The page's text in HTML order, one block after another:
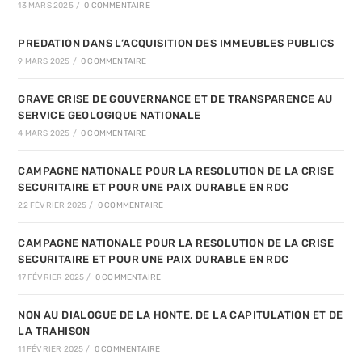
13 MARS 2025 / 0 COMMENTAIRE
PREDATION DANS L’ACQUISITION DES IMMEUBLES PUBLICS
9 MARS 2025 / 0 COMMENTAIRE
GRAVE CRISE DE GOUVERNANCE ET DE TRANSPARENCE AU
SERVICE GEOLOGIQUE NATIONALE
4 MARS 2025 / 0 COMMENTAIRE
CAMPAGNE NATIONALE POUR LA RESOLUTION DE LA CRISE
SECURITAIRE ET POUR UNE PAIX DURABLE EN RDC
22 FÉVRIER 2025 / 0 COMMENTAIRE
CAMPAGNE NATIONALE POUR LA RESOLUTION DE LA CRISE
SECURITAIRE ET POUR UNE PAIX DURABLE EN RDC
17 FÉVRIER 2025 / 0 COMMENTAIRE
NON AU DIALOGUE DE LA HONTE, DE LA CAPITULATION ET DE
LA TRAHISON
11 FÉVRIER 2025 / 0 COMMENTAIRE